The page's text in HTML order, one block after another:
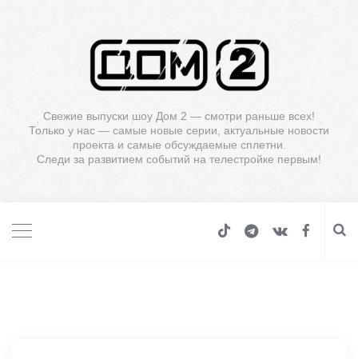
Свежие выпуски шоу Дом 2 — смотри раньше всех!
Только у нас — самые новые серии, актуальные новости
проекта и самые обсуждаемые сплетни.
Следи за развитием событий на телестройке первым!